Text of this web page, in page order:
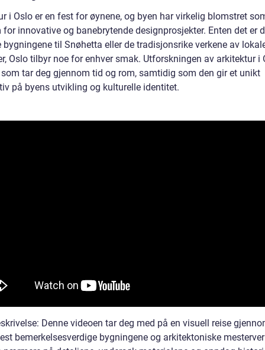
i Oslo er en fest for øynene, og byen har virkelig blomstret
for innovative og banebrytende designprosjekter. Enten det er
bygningene til Snøhetta eller de tradisjonsrike verkene av
Oslo tilbyr noe for enhver smak. Utforskningen av arkitektur i
som tar deg gjennom tid og rom, samtidig som den gir et unikt
på byens utvikling og kulturelle identitet.
Denne videoen tar deg med på en visuell reise
bemerkelsesverdige bygningene og arkitektoniske